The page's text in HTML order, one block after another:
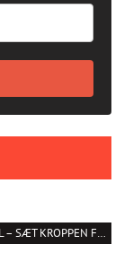
NY UDSTILLING I DAC: NANNA DITZEL – SÆT KROPPEN FRI